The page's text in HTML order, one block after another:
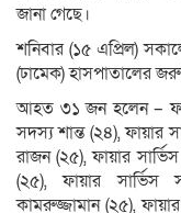
জানা গেছে।
শনিবার (১৫ এপ্রিল)
(ঢামেক) হাসপাতালের
আহত ৩১ জন হলেন –
সদস্য শান্ত (২৪), ফায়ার
রাজন (২৫), ফায়ার
(২৫), ফায়ার সার্ভিস
কামরুজ্জামান (২৫),